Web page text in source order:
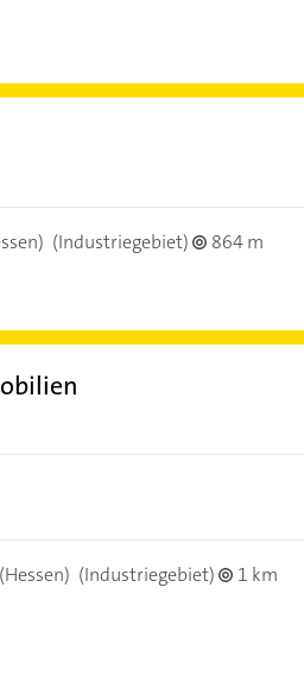
(Industriegebiet)
864 m
(Industriegebiet)
1 km